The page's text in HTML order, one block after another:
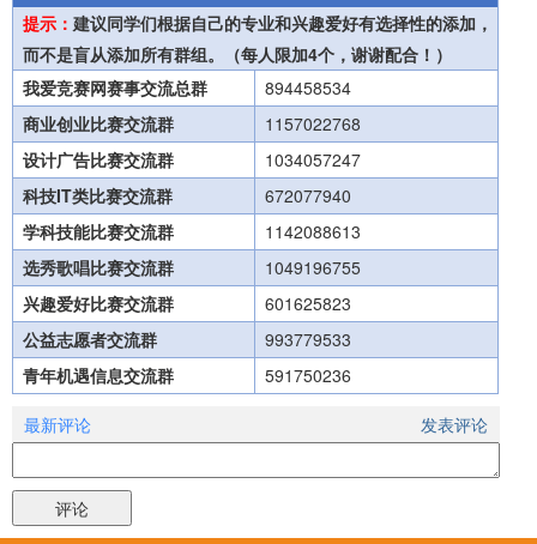
提示： 建议同学们根据自己的专业和兴趣爱好有选择性的添加，
而不是盲从添加所有群组。（每人限加4个，谢谢配合！）
我爱竞赛网赛事交流总群
894458534
商业创业比赛交流群
1157022768
设计广告比赛交流群
1034057247
科技IT类比赛交流群
672077940
学科技能比赛交流群
1142088613
选秀歌唱比赛交流群
1049196755
兴趣爱好比赛交流群
601625823
公益志愿者交流群
993779533
青年机遇信息交流群
591750236
发表评论
最新评论